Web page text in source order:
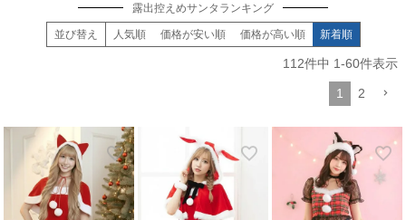
露出控えめサンタランキング
並び替え 人気順 価格が安い順 価格が高い順 新着順
112件中 1-60件表示
1 2